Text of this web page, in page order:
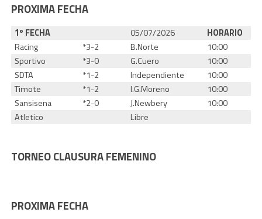
PROXIMA FECHA
1º FECHA 05/07/2026
HORARIO
Racing
*3-2 B.Norte
10:00
Sportivo
*3-0 G.Cuero
10:00
SDTA
*1-2 Independiente
10:00
Timote
*1-2 I.G.Moreno
10:00
Sansisena
*2-0 J.Newbery
10:00
Atletico
Libre
TORNEO CLAUSURA FEMENINO
PROXIMA FECHA